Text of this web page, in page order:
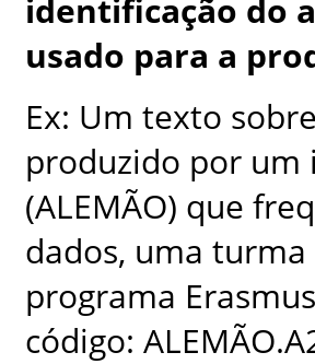
identificação do
usado para a
Ex: Um texto
produzido por um
(ALEMÃO) que
dados, uma
programa
código: